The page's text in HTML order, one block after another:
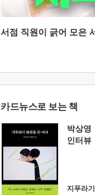
서점 직원이 긁어 모은
카드뉴스로 보는 책
박상영
인터뷰
지푸라